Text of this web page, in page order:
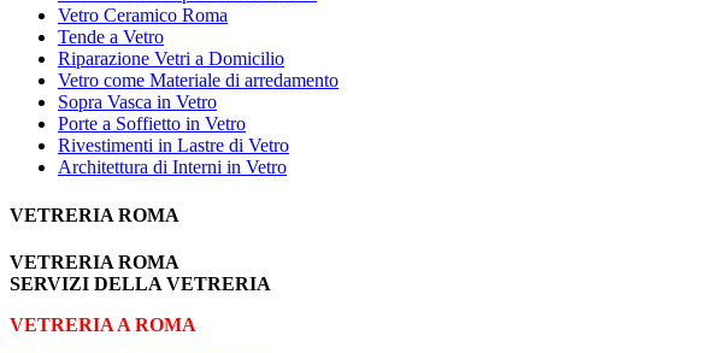
Vetro Ceramico Roma
Tende a Vetro
Riparazione Vetri a Domicilio
Vetro come Materiale di arredamento
Sopra Vasca in Vetro
Porte a Soffietto in Vetro
Rivestimenti in Lastre di Vetro
Architettura di Interni in Vetro
VETRERIA ROMA
VETRERIA ROMA
SERVIZI DELLA VETRERIA
VETRERIA A ROMA